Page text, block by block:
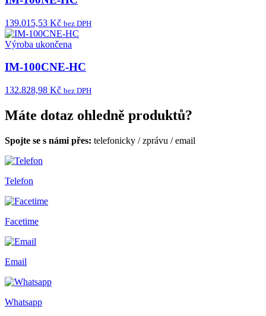
139.015,53 Kč bez DPH
Výroba ukončena
IM-100CNE-HC
132.828,98 Kč bez DPH
Máte dotaz ohledně produktů?
Spojte se s námi přes: telefonicky /zprávu /email
Telefon
Facetime
Email
Whatsapp